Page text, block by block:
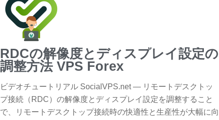
RDCの解像度とディスプレイ設定の
調整方法 VPS Forex
ビデオチュートリアル SocialVPS.net — リモートデスクトッ
プ接続（RDC）の解像度とディスプレイ設定を調整すること
で、リモートデスクトップ接続時の快適性と生産性が大幅に向